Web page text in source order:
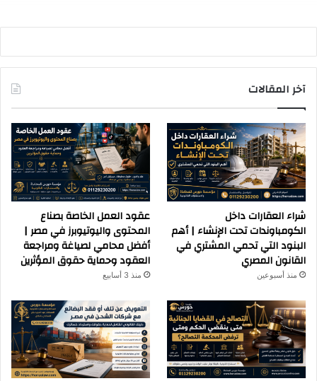
آخر المقالات
شراء العقارات داخل
الكومباوندات تحت الإنشاء | أهم
البنود التي تحمي المشتري في
القانون المصري
منذ أسبوعين
عقود العمل الخاصة بصناع
المحتوى واليوتيوبرز في مصر |
أفضل محامي لصياغة ومراجعة
العقود وحماية حقوق المؤثرين
منذ 3 أسابيع